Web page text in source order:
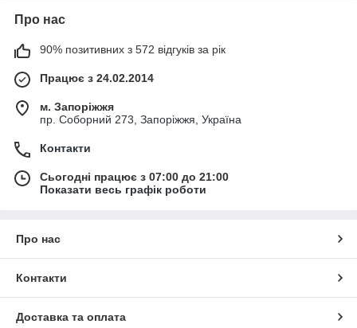
Про нас
90% позитивних з 572 відгуків за рік
Працює з 24.02.2014
м. Запоріжжя
пр. Соборний 273, Запоріжжя, Україна
Контакти
Сьогодні працює з 07:00 до 21:00
Показати весь графік роботи
Про нас
Контакти
Доставка та оплата